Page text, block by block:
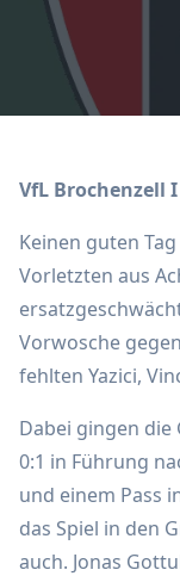
VfL Brochenzell I
Keinen guten
Vorletzten aus
Vorwosche
fehlten Yazici,
Dabei gingen die
0:1 in Führung
und einem Pass
das Spiel in den
auch. Jonas